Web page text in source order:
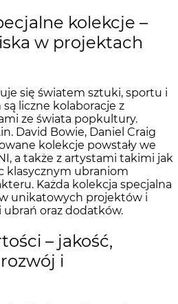
kolekcje –
w projektach
się światem sztuki, sportu i
liczne kolaboracje z
ze świata popkultury.
David Bowie, Daniel Craig
kolekcje powstały we
a także z artystami takimi jak
klasycznym ubraniom
Każda kolekcja specjalna
unikatowych projektów i
oraz dodatków.
– jakość,
i